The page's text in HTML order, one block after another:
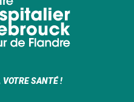
VOTRE SANTÉ !